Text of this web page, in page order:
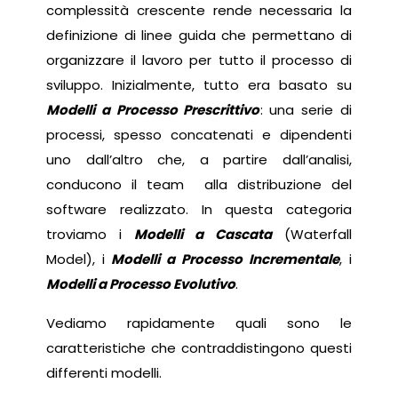
complessità crescente rende necessaria la
definizione di linee guida che permettano di
organizzare il lavoro per tutto il processo di
sviluppo. Inizialmente, tutto era basato su
Modelli a Processo Prescrittivo: una serie di
processi, spesso concatenati e dipendenti
uno dall’altro che, a partire dall’analisi,
conducono il team alla distribuzione del
software realizzato. In questa categoria
troviamo i Modelli a Cascata(Waterfall
Model), i Modelli a Processo Incrementale, i
Modelli a Processo Evolutivo.
Vediamo rapidamente quali sono le
caratteristiche che contraddistingono questi
differenti modelli.